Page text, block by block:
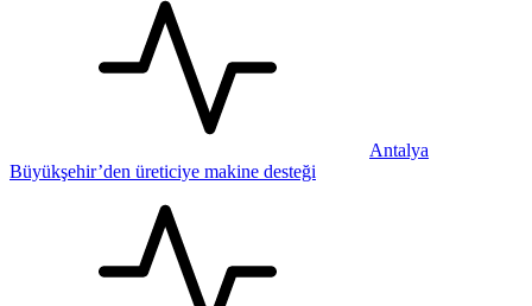
Antalya
Büyükşehir’den üreticiye makine desteği